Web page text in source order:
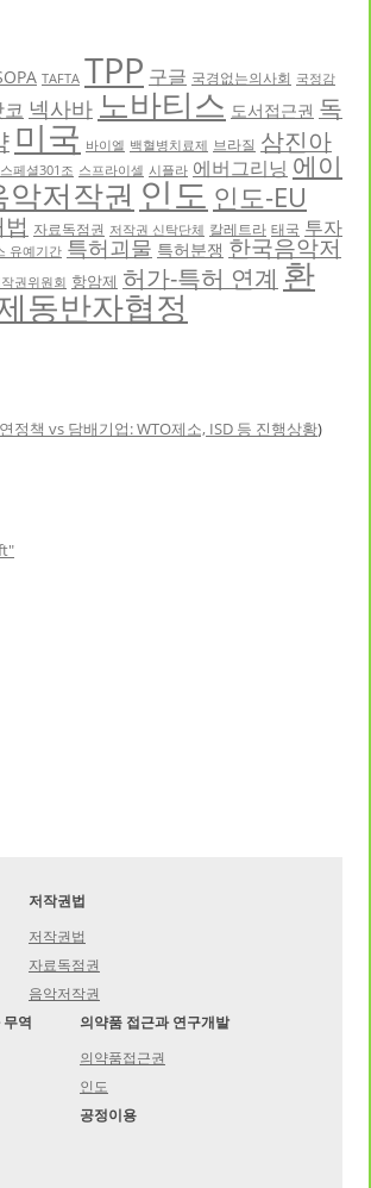
TAFTA TPP 구글 국경없는의사회 국정감
코 넥사바 노바티스 도서접근권 독
미국 바이엘 백혈병치료제 브라질 삼진아
스페셜301조 스프라이셀 시플라 에버그리닝 에이
악저작권 인도 인도-EU
자료독점권 저작권 신탁단체 칼레트라 태국 투자
유예기간 특허괴물 특허분쟁 한국음악저
권위원회 항암제 허가-특허 연계 환
동반자협정
정책 vs 담배기업: WTO제소, ISD 등 진행상황)
저작권법
저작권법
자료독점권
음악저작권
역
의약품 접근과 연구개발
의약품접근권
인도
공정이용